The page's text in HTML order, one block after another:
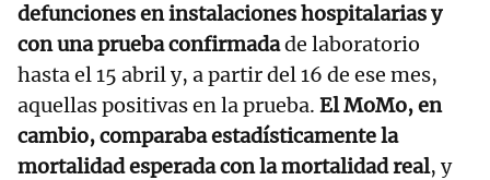
defunciones en instalaciones hospitalarias y
con una prueba confirmadade laboratorio
hasta el 15 abril y, a partir del 16 de ese mes,
aquellas positivas en la prueba. El MoMo, en
cambio, comparaba estadísticamente la
mortalidad esperada con la mortalidad real, y